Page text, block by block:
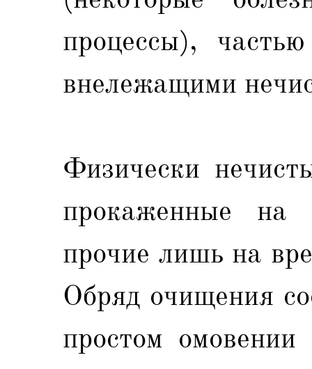
процессы),
внележащими
Физически
прокаженные на
прочие лишь на
Обряд очищения
простом